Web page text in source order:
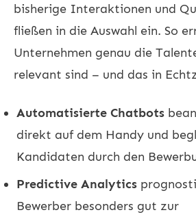
bisherige Interaktionen und
fließen in die Auswahl ein. So
Unternehmen genau die
relevant sind – und das in
Automatisierte Chatbots
direkt auf dem Handy und
Kandidaten durch den
Predictive Analytics
Bewerber besonders gut zur